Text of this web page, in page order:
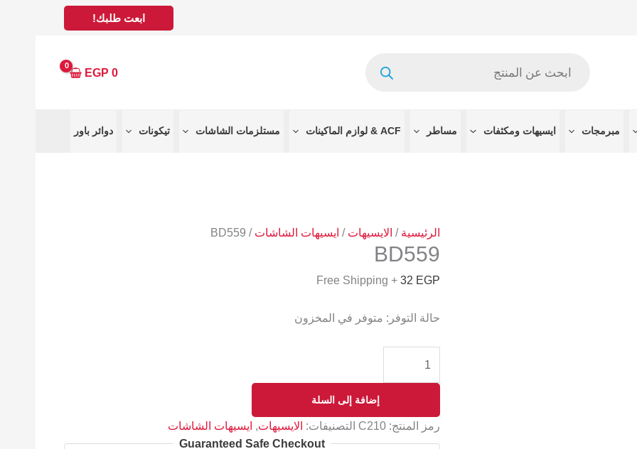
ابعت طلبك!
0
EGP
مبرمجات ايسيهات ومكثفات مساطر ACF & لوازم الماكينات مستلزمات الشاشات تيكونات دوائر باور
الرئيسية / الايسيهات / ايسيهات الشاشات / BD559
BD559
32 EGP
+ Free Shipping
حالة التوفر: متوفر في المخزون
إضافة إلى السلة
رمز المنتج:C210 التصنيفات: الايسيهات, ايسيهات الشاشات
Guaranteed Safe Checkout